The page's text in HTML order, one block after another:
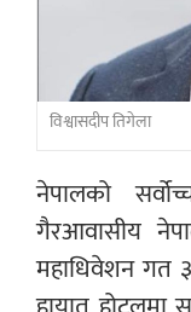
विश्वासदीप तिगेला
नेपालको
गैरआवासीय
महाधिवेशन गत